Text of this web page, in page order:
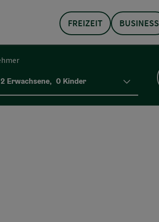
FREIZEIT BUSINESS
Personenfelder
2 Erwachsene, 0 Kinder